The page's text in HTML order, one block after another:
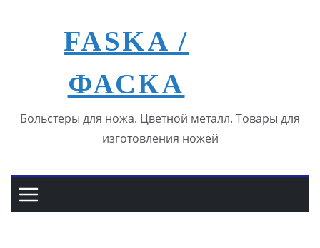
содержимомуFASKA /
ФАСКА
Больстеры для ножа. Цветной металл. Товары для
изготовления ножей